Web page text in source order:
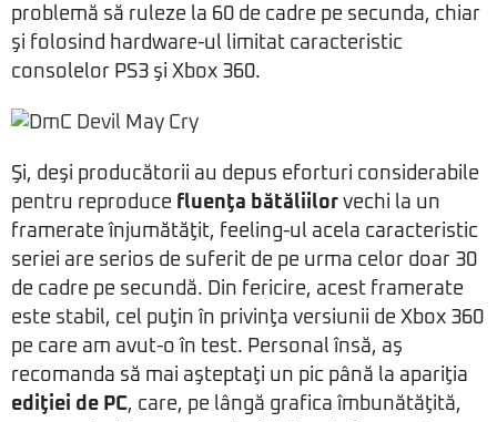
problemă să ruleze la 60 de cadre pe secunda, chiar
şi folosind hardware-ul limitat caracteristic
consolelor PS3 şi Xbox 360.
Şi, deşi producătorii au depus eforturi considerabile
pentru reproduce fluenţa bătăliilor vechi la un
framerate înjumătăţit, feeling-ul acela caracteristic
seriei are serios de suferit de pe urma celor doar 30
de cadre pe secundă. Din fericire, acest framerate
este stabil, cel puţin în privinţa versiunii de Xbox 360
pe care am avut-o în test. Personal însă, aş
recomanda să mai aşteptaţi un pic până la apariţia
ediţiei de PC, care, pe lângă grafica îmbunătăţită,